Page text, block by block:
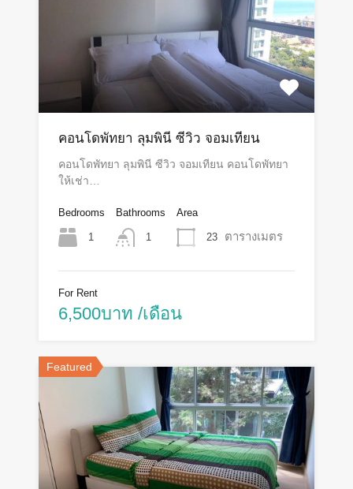
คอนโดพัทยา ลุมพินี ซีวิว จอมเทียน
คอนโดพัทยา ลุมพินี ซีวิว จอมเทียน คอนโดพัทยา
ให้เช่า…
Bedrooms
1
Bathrooms
1
Area
23 ตารางเมตร
For Rent
6,500บาท /เดือน
Featured